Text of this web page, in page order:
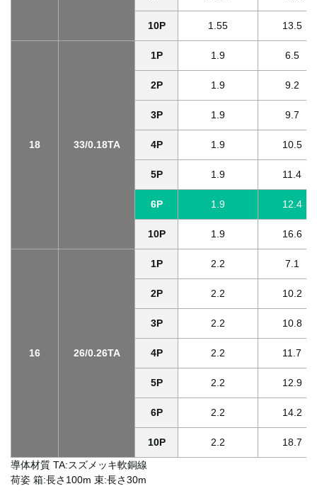
10P 1.55 13.5
18 33/0.18TA
1P 1.9 6.5
2P 1.9 9.2
3P 1.9 9.7
4P 1.9 10.5
5P 1.9 11.4
6P 1.9 12.4
10P 1.9 16.6
16 26/0.26TA
1P 2.2 7.1
2P 2.2 10.2
3P 2.2 10.8
4P 2.2 11.7
5P 2.2 12.9
6P 2.2 14.2
10P 2.2
18.7
導体材質 TA:スズメッキ軟銅線
荷姿 箱:長さ100m 束:長さ30m